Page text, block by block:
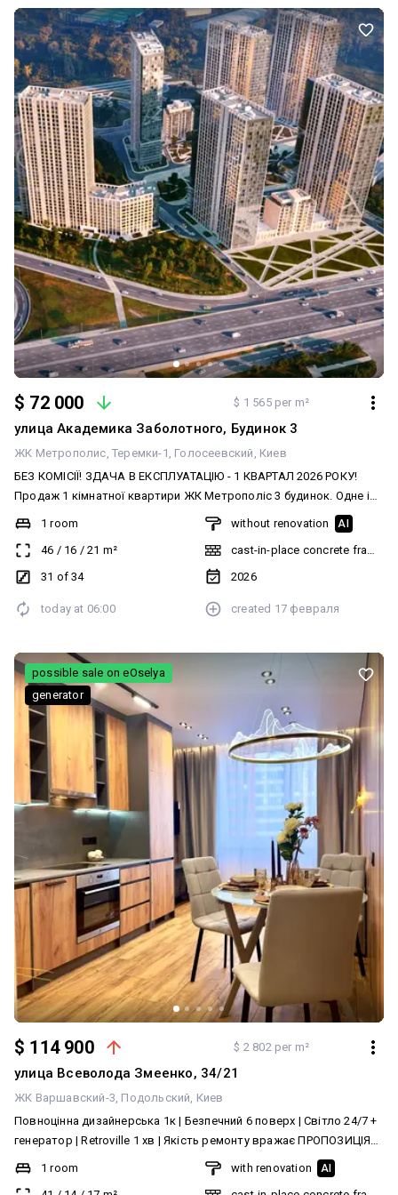
утепленням та сучасними інженерними рішеннями. Будинок
розташований навпроти відкритого басейну просто неба, що
робить його ще більш привабливим! Інноваційна школа А+ та
дитячий садок прямо на території комплексу. Закриті двори без
автомобілів, парк, велодоріжки, спортивні майданчики, BBQ-
зони та кафе — усе для комфортного життя. До метро «Нивки» —
15 хвилин. Це більше, ніж квартира. Це можливість жити в
комплексі, який уже став еталоном сучасної нерухомості Києва.
Телефонуйте вже сьогодні — із задоволенням організую
перегляд та відповім на всі запитання.
$ 72 000 $ 1 565 per m²
улица Академика Заболотного, Будинок 3
ЖК Метрополис Теремки-1 Голосеевский Киев
БЕЗ КОМІСІЇ! ЗДАЧА В ЕКСПЛУАТАЦІЮ - 1 КВАРТАЛ 2026 РОКУ!
Продаж 1 кімнатної квартири ЖК Метрополіс 3 будинок. Одне із
найкращих планувань із видом на ліс ВДНГ. Планування: - кухня-
вітальня - спальня - суміжний санвузол - передпокій. Загальна
площа 45.7 кв.м Висота стелі 3 метра. Квартира розташована на
31 поверсі із 34. Покращені оздоблювальні матеріали на поверсі.
1 room
46 / 16 / 21 m²
31 of 34
without renovation AI
cast-in-place concrete frame
2026
today at 06:00 created 17 февраля
$ 114 900 $ 2 802 per m²
улица Всеволода Змеенко, 34/21
ЖК Варшавский-3 Подольский Киев
Повноцінна дизайнерська 1к | Безпечний 6 поверх | Світло 24/7 +
генератор | Retroville 1 хв | Якість ремонту вражає ПРОПОЗИЦІЯ
від Власника Без% Неймовірна 1-кімнатна квартира з
дизайнерським ремонтом біля ТРЦ Retroville Пропонується до
1 room
with renovation AI
possible sale on eOselya
generator